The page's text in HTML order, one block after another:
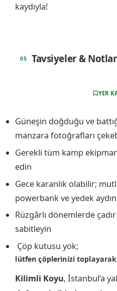
kaydıyla!
Tavsiyeler & Notlar
YER
Güneşin doğduğu ve
manzara fotoğrafları
Gerekli tüm kamp
edin
Gece karanlık olabilir;
powerbank ve yedek
Rüzgârlı dönemlerde çadır
sabitleyin
️ Çöp kutusu yok;
lütfen çöplerinizi
Kilimli Koyu, İstanbul’a